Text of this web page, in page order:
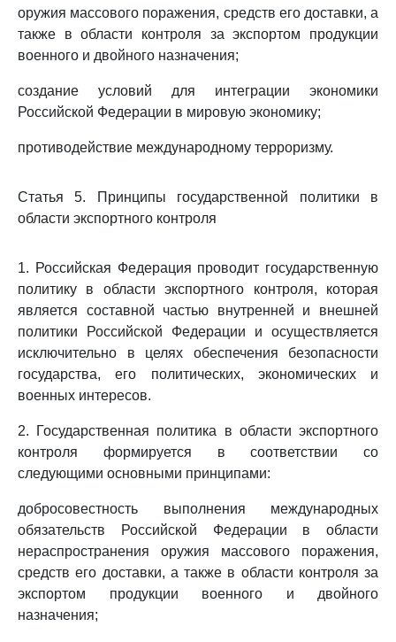
оружия массового поражения, средств его доставки, а
также в области контроля за экспортом продукции
военного и двойного назначения;
создание условий для интеграции экономики
Российской Федерации в мировую экономику;
противодействие международному терроризму.
Статья 5. Принципы государственной политики в
области экспортного контроля
1. Российская Федерация проводит государственную
политику в области экспортного контроля, которая
является составной частью внутренней и внешней
политики Российской Федерации и осуществляется
исключительно в целях обеспечения безопасности
государства, его политических, экономических и
военных интересов.
2. Государственная политика в области экспортного
контроля формируется в соответствии со
следующими основными принципами:
добросовестность выполнения международных
обязательств Российской Федерации в области
нераспространения оружия массового поражения,
средств его доставки, а также в области контроля за
экспортом продукции военного и двойного
назначения;